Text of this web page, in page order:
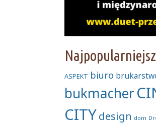
ASPEKT biuro
bukmacher
CITYdesign dom